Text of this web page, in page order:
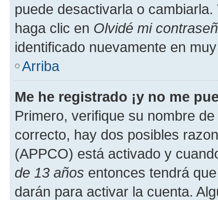
puede desactivarla o
haga clic en Olvidé mi
identificado nuevamente en
Arriba
Me he registrado ¡y no me
Primero, verifique su nombre
correcto, hay dos posibles
(APPCO) está activado y
de 13 años entonces tendrá
darán para activar la cuenta.